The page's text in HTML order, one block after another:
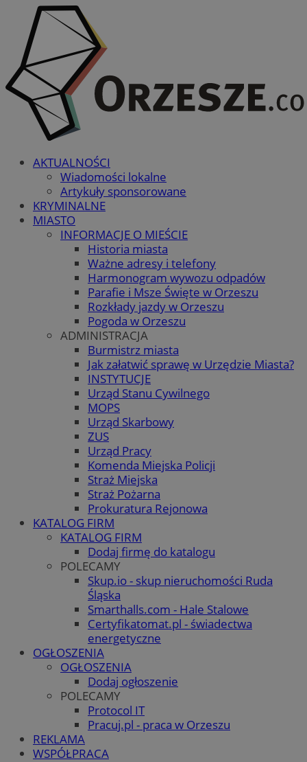
AKTUALNOŚCI
Wiadomości lokalne
Artykuły sponsorowane
KRYMINALNE
MIASTO
INFORMACJE O MIEŚCIE
Historia miasta
Ważne adresy i telefony
Harmonogram wywozu odpadów
Parafie i Msze Święte w Orzeszu
Rozkłady jazdy w Orzeszu
Pogoda w Orzeszu
ADMINISTRACJA
Burmistrz miasta
Jak załatwić sprawę w Urzędzie Miasta?
INSTYTUCJE
Urząd Stanu Cywilnego
MOPS
Urząd Skarbowy
ZUS
Urząd Pracy
Komenda Miejska Policji
Straż Miejska
Straż Pożarna
Prokuratura Rejonowa
KATALOG FIRM
KATALOG FIRM
Dodaj firmę do katalogu
POLECAMY
Skup.io - skup nieruchomości Ruda
Śląska
Smarthalls.com - Hale Stalowe
Certyfikatomat.pl - świadectwa
energetyczne
OGŁOSZENIA
OGŁOSZENIA
Dodaj ogłoszenie
POLECAMY
Protocol IT
Pracuj.pl - praca w Orzeszu
REKLAMA
WSPÓŁPRACA